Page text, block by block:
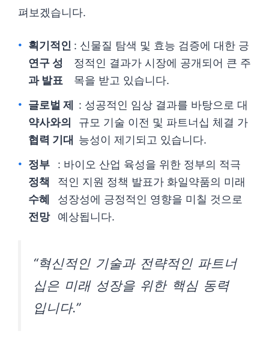
펴보겠습니다.
획기적인
연구 성
과 발표
: 신물질 탐색 및 효능 검증에 대한 긍
정적인 결과가 시장에 공개되어 큰 주
목을 받고 있습니다.
글로벌 제
약사와의
협력 기대
: 성공적인 임상 결과를 바탕으로 대
규모 기술 이전 및 파트너십 체결 가
능성이 제기되고 있습니다.
정부
정책
수혜
전망
: 바이오 산업 육성을 위한 정부의 적극
적인 지원 정책 발표가 화일약품의 미래
성장성에 긍정적인 영향을 미칠 것으로
예상됩니다.
“혁신적인 기술과 전략적인 파트너
십은 미래 성장을 위한 핵심 동력
입니다.”